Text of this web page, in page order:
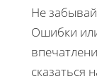
Не
Ошибки
сказаться